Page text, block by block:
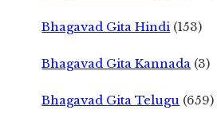
Bhagavad Gita Hindi (153)
Bhagavad Gita Kannada (3)
Bhagavad Gita Telugu (659)